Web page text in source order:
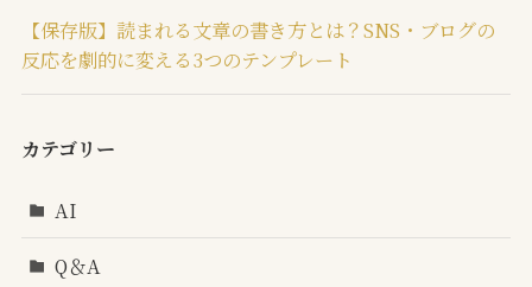
【保存版】読まれる文章の書き方とは？SNS・ブログの
反応を劇的に変える3つのテンプレート
カテゴリー
AI
Q＆A